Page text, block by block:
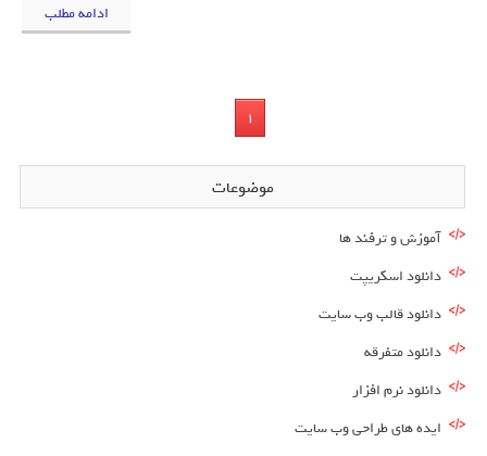
ادامه مطلب
1
موضوعات
آموزش و ترفند ها
دانلود اسکریپت
دانلود قالب وب سایت
دانلود متفرقه
دانلود نرم افزار
ایده های طراحی وب سایت